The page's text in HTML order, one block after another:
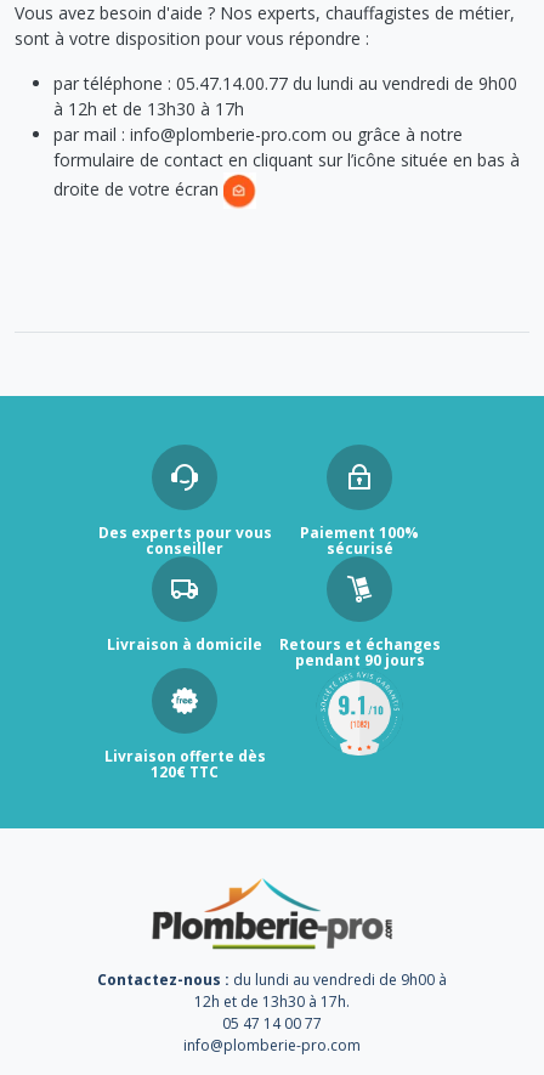
Vous avez besoin d'aide ? Nos experts, chauffagistes de métier,
sont à votre disposition pour vous répondre :
par téléphone : 05.47.14.00.77 du lundi au vendredi de 9h00
à 12h et de 13h30 à 17h
par mail : info@plomberie-pro.com ou grâce à notre
formulaire de contact en cliquant sur l’icône située en bas à
droite de votre écran
Des experts pour vous
conseiller
Paiement 100%
sécurisé
Livraison à domicile Retours et échanges
pendant 90 jours
Livraison offerte dès
120€ TTC
Contactez-nous : du lundi au vendredi de 9h00 à
12h et de 13h30 à 17h.
05 47 14 00 77
info@plomberie-pro.com